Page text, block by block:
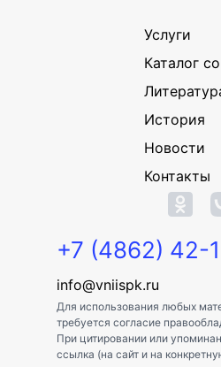
Услуги
Каталог
История
Новости
Контакты
+7 (4862) 42-
info@vniispk.ru
Для использования любых
требуется согласие
При цитировании или
ссылка (на сайт и на